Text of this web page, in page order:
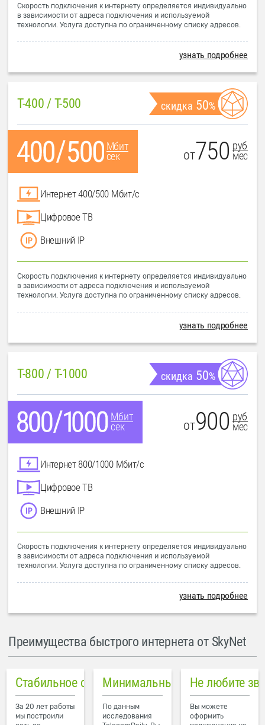
Скорость подключения к интернету определяется индивидуально
в зависимости от адреса подключения и используемой
технологии. Услуга доступна по ограниченному списку адресов.
узнать подробнее
T-400 / T-500 скидка 50%
Мбит
сек
от750 руб
мес
Интернет 400/500 Мбит/с
Цифровое ТВ
Внешний IP
Скорость подключения к интернету определяется индивидуально
в зависимости от адреса подключения и используемой
технологии. Услуга доступна по ограниченному списку адресов.
узнать подробнее
T-800 / T-1000 скидка 50%
Мбит
сек
от900 руб
мес
Интернет 800/1000 Мбит/с
Цифровое ТВ
Внешний IP
Скорость подключения к интернету определяется индивидуально
в зависимости от адреса подключения и используемой
технологии. Услуга доступна по ограниченному списку адресов.
узнать подробнее
Преимущества быстрого интернета от SkyNet
Стабильное соединение
За 20 лет работы
мы построили
Минимальный пинг в городе
По данным
исследования
Не любите
Вы можете
оформить